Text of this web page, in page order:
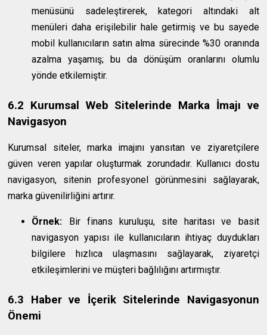
menüsünü sadeleştirerek, kategori altındaki alt
menüleri daha erişilebilir hale getirmiş ve bu sayede
mobil kullanıcıların satın alma sürecinde %30 oranında
azalma yaşamış; bu da dönüşüm oranlarını olumlu
yönde etkilemiştir.
6.2 Kurumsal Web Sitelerinde Marka İmajı ve
Navigasyon
Kurumsal siteler, marka imajını yansıtan ve ziyaretçilere
güven veren yapılar oluşturmak zorundadır. Kullanıcı dostu
navigasyon, sitenin profesyonel görünmesini sağlayarak,
marka güvenilirliğini artırır.
Örnek: Bir finans kuruluşu, site haritası ve basit
navigasyon yapısı ile kullanıcıların ihtiyaç duydukları
bilgilere hızlıca ulaşmasını sağlayarak, ziyaretçi
etkileşimlerini ve müşteri bağlılığını artırmıştır.
6.3 Haber ve İçerik Sitelerinde Navigasyonun
Önemi